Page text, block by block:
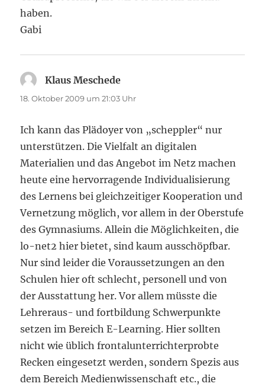
haben.
Gabi
Klaus Meschede
18. Oktober 2009 um 21:03 Uhr
Ich kann das Plädoyer von „scheppler“ nur
unterstützen. Die Vielfalt an digitalen
Materialien und das Angebot im Netz machen
heute eine hervorragende Individualisierung
des Lernens bei gleichzeitiger Kooperation und
Vernetzung möglich, vor allem in der Oberstufe
des Gymnasiums. Allein die Möglichkeiten, die
lo-net2 hier bietet, sind kaum ausschöpfbar.
Nur sind leider die Voraussetzungen an den
Schulen hier oft schlecht, personell und von
der Ausstattung her. Vor allem müsste die
Lehreraus- und fortbildung Schwerpunkte
setzen im Bereich E-Learning. Hier sollten
nicht wie üblich frontalunterrichterprobte
Recken eingesetzt werden, sondern Spezis aus
dem Bereich Medienwissenschaft etc., die